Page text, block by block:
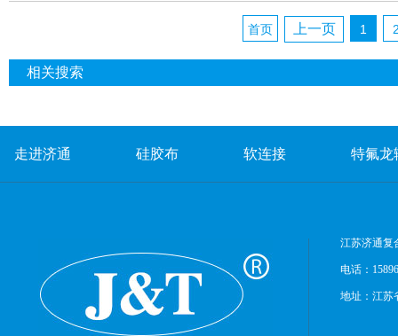
首页 上一页 1
相关搜索
走进济通 硅胶布 软连接
特氟龙
网站地图
江苏济通复
电话：
地址：江苏